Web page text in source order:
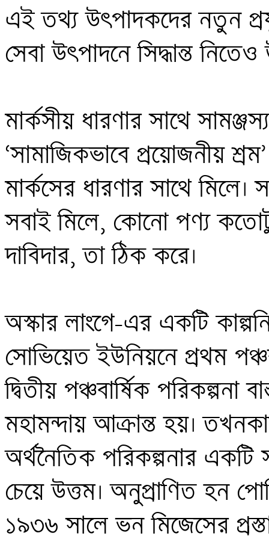
এই তথ্য উৎপাদকদের নতুন
সেবা উৎপাদনে সিদ্ধান্ত নিতেও
মার্কসীয় ধারণার সাথে
‘সামাজিকভাবে প্রয়োজনীয়
মার্কসের ধারণার সাথে
সবাই মিলে, কোনো পণ্য
দাবিদার, তা ঠিক করে।
অস্কার লাংগে-এর একটি
সোভিয়েত ইউনিয়নে প্রথম
দ্বিতীয় পঞ্চবার্ষিক পরিকল্পনা
মহামন্দায় আক্রান্ত হয়।
অর্থনৈতিক পরিকল্পনার একটি
চেয়ে উত্তম। অনুপ্রাণিত হন
১৯৩৬ সালে ভন মিজেসের